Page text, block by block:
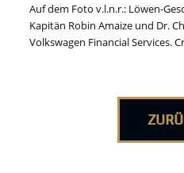
Auf dem Foto v.l.n.r.: Löwen-
Kapitän Robin Amaize und Dr.
Volkswagen Financial Services.